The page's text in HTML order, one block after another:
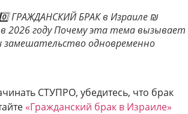
ГРАЖДАНСКИЙ БРАК в Израиле ₪
2026 году Почему эта тема вызывает
замешательство одновременно
СТУПРО, убедитесь, что брак
«Гражданский брак в Израиле»